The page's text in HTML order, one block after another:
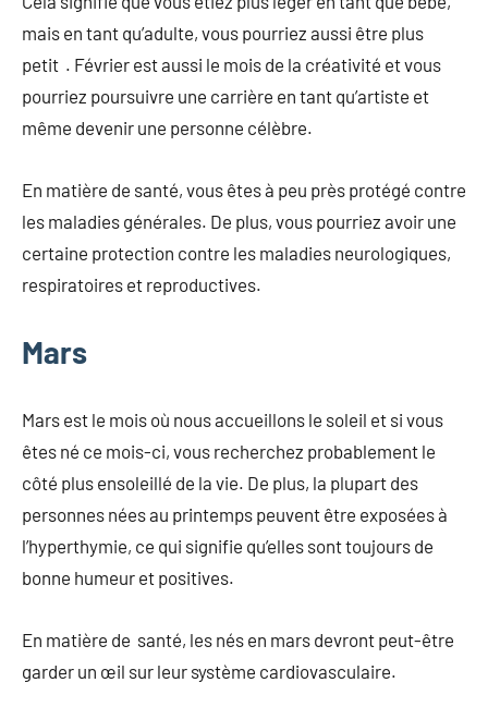
mais en tant qu’adulte, vous pourriez aussi être plus
petit . Février est aussi le mois de la créativité et vous
pourriez poursuivre une carrière en tant qu’artiste et
même devenir une personne célèbre.
En matière de santé, vous êtes à peu près protégé contre
les maladies générales. De plus, vous pourriez avoir une
certaine protection contre les maladies neurologiques,
respiratoires et reproductives.
Mars
Mars est le mois où nous accueillons le soleil et si vous
êtes né ce mois-ci, vous recherchez probablement le
côté plus ensoleillé de la vie. De plus, la plupart des
personnes nées au printemps peuvent être exposées à
l’hyperthymie, ce qui signifie qu’elles sont toujours de
bonne humeur et positives.
En matière de santé, les nés en mars devront peut-être
garder un œil sur leur système cardiovasculaire.